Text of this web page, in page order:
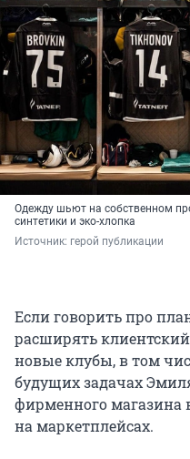
Одежду шьют на собственном
синтетики и эко-хлопка
Источник: герой публикации
Если говорить про
расширять
новые клубы, в том
будущих задачах
фирменного магазина
на маркетплейсах.